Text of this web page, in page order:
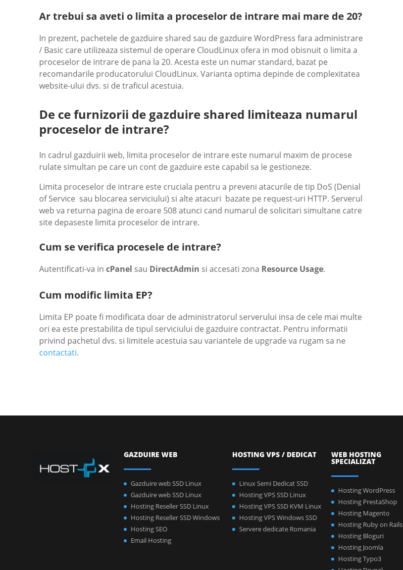
Ar trebui sa aveti o limita a proceselor de intrare mai mare de 20?
In prezent, pachetele de gazduire shared sau de gazduire WordPress fara administrare
/ Basic care utilizeaza sistemul de operare CloudLinux ofera in mod obisnuit o limita a
proceselor de intrare de pana la 20. Acesta este un numar standard, bazat pe
recomandarile producatorului CloudLinux. Varianta optima depinde de complexitatea
website-ului dvs. si de traficul acestuia.
De ce furnizorii de gazduire shared limiteaza numarul
proceselor de intrare?
In cadrul gazduirii web, limita proceselor de intrare este numarul maxim de procese
rulate simultan pe care un cont de gazduire este capabil sa le gestioneze.
Limita proceselor de intrare este cruciala pentru a preveni atacurile de tip DoS (Denial
of Service sau blocarea serviciului) si alte atacuri bazate pe request-uri HTTP. Serverul
web va returna pagina de eroare 508 atunci cand numarul de solicitari simultane catre
site depaseste limita proceselor de intrare.
Cum se verifica procesele de intrare?
Autentificati-va in cPanel sau DirectAdmin si accesati zona Resource Usage.
Cum modific limita EP?
Limita EP poate fi modificata doar de administratorul serverului insa de cele mai multe
ori ea este prestabilita de tipul serviciului de gazduire contractat. Pentru informatii
privind pachetul dvs. si limitele acestuia sau variantele de upgrade va rugam sa ne
contactati.
GAZDUIRE WEB
Gazduire web SSD Linux
Gazduire web SSD Linux
Hosting Reseller SSD Linux
Hosting Reseller SSD Windows
Hosting SEO
Email Hosting
HOSTING VPS / DEDICAT
Linux Semi Dedicat SSD
Hosting VPS SSD Linux
Hosting VPS SSD KVM Linux
Hosting VPS Windows SSD
Servere dedicate Romania
WEB HOSTING
SPECIALIZAT
Hosting WordPress
Hosting PrestaShop
Hosting Magento
Hosting Ruby on Rails
Hosting Bloguri
Hosting Joomla
Hosting Typo3